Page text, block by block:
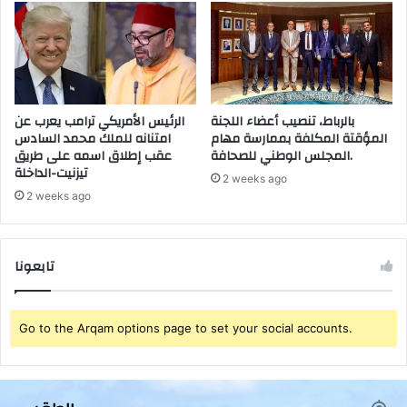
ل
م
ر
ي
د
و
ر
ة
م
ج
م
ا
ع
ة
س
ل
ا
ل
و
ا
ل
ل
م
س
ت
ت
ق
ي
س
ي
الرئيس الأمريكي ترامب يعرب عن
امتنانه للملك محمد السادس
عقب إطلاق اسمه على طريق
تيزنيت-الداخلة
2 weeks ago
بالرباط، تنصيب أعضاء اللجنة
المؤقتة المكلفة بممارسة مهام
المجلس الوطني للصحافة.
2 weeks ago
تابعونا
Go to the Arqam options page to set your social accounts.